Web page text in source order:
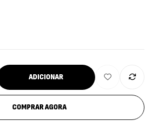
ADICIONAR
COMPRAR AGORA